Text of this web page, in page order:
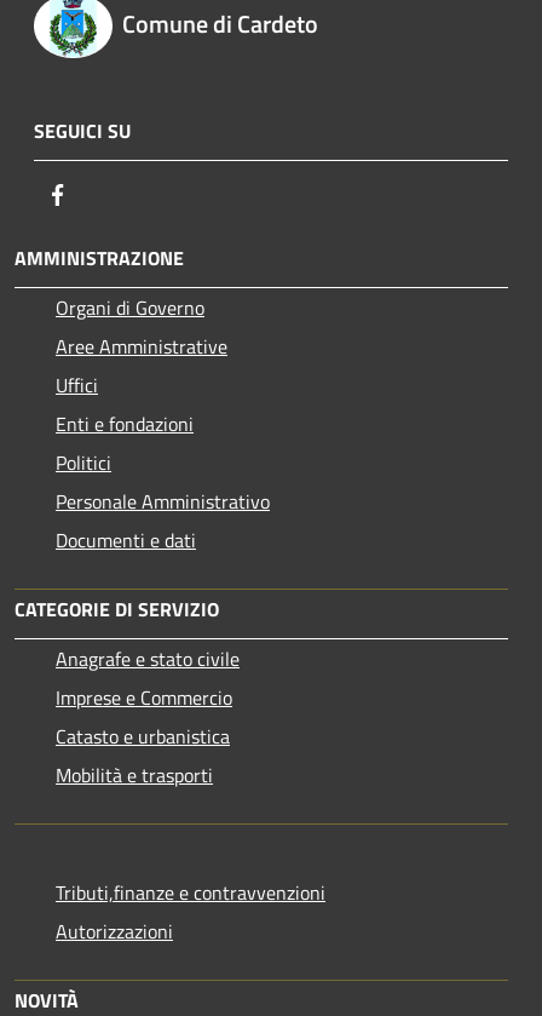
Comune di Cardeto
SEGUICI SU
AMMINISTRAZIONE
Organi di Governo
Aree Amministrative
Uffici
Enti e fondazioni
Politici
Personale Amministrativo
Documenti e dati
CATEGORIE DI SERVIZIO
Anagrafe e stato civile
Imprese e Commercio
Catasto e urbanistica
Mobilità e trasporti
Tributi,finanze e contravvenzioni
Autorizzazioni
NOVITÀ